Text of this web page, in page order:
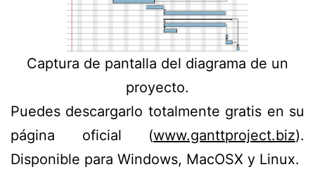
Captura de pantalla del diagrama de un
proyecto.
Puedes descargarlo totalmente gratis en su
página oficial (www.ganttproject.biz).
Disponible para Windows, MacOSX y Linux.